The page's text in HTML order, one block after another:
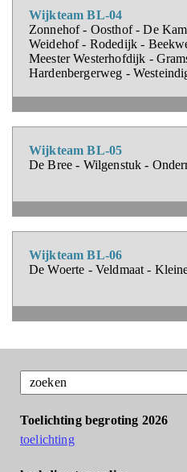
Wijkteam BL-04
Zonnehof - Oosthof - De
Weidehof - Rodedijk -
Meester Westerhofdijk -
Hardenbergerweg -
Wijkteam BL-05
De Bree - Wilgenstuk -
Wijkteam BL-06
De Woerte - Veldmaat -
Toelichting begroting 2026
toelichting